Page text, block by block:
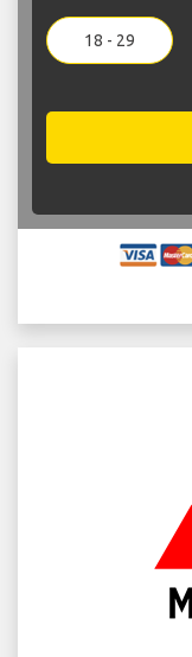
18 - 29